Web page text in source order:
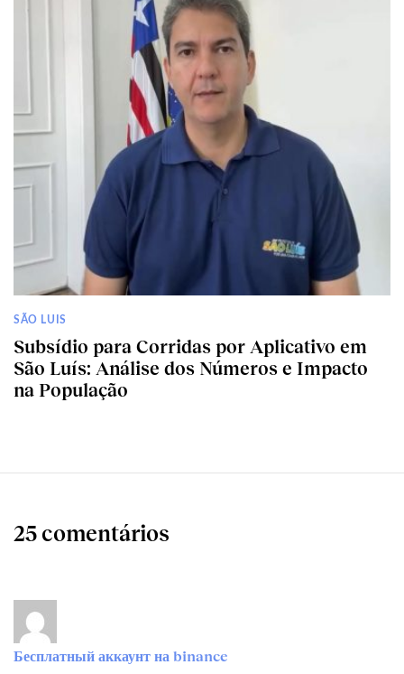
SÃO LUIS
Subsídio para Corridas por Aplicativo em
São Luís: Análise dos Números e Impacto
na População
25 comentários
Бесплатный аккаунт на binance